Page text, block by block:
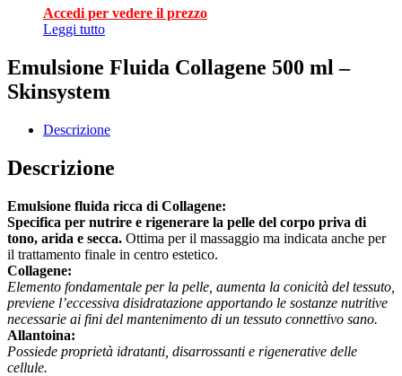
Accedi per vedere il prezzo
Leggi tutto
Emulsione Fluida Collagene 500 ml –
Skinsystem
Descrizione
Descrizione
Emulsione fluida ricca di Collagene:
Specifica per nutrire e rigenerare la pelle del corpo priva di
tono, arida e secca. Ottima per il massaggio ma indicata anche per
il trattamento finale in centro estetico.
Collagene:
Elemento fondamentale per la pelle, aumenta la conicità del tessuto,
previene l’eccessiva disidratazione apportando le sostanze nutritive
necessarie ai fini del mantenimento di un tessuto connettivo sano.
Allantoina:
Possiede proprietà idratanti, disarrossanti e rigenerative delle
cellule.